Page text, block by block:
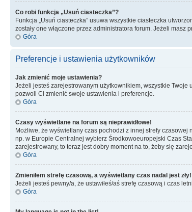
Co robi funkcja „Usuń ciasteczka”?
Funkcja „Usuń ciasteczka” usuwa wszystkie ciasteczka
zostały one włączone przez administratora forum. Jeżeli
Góra
Preferencje i ustawienia użytkowników
Jak zmienić moje ustawienia?
Jeżeli jesteś zarejestrowanym użytkownikiem, wszystkie
pozwoli Ci zmienić swoje ustawienia i preferencje.
Góra
Czasy wyświetlane na forum są nieprawidłowe!
Możliwe, że wyświetlany czas pochodzi z innej strefy
np. w Europie Centralnej wybierz Środkowoeuropejski Czas
zarejestrowany, to teraz jest dobry moment na to, żeby się
Góra
Zmieniłem strefę czasową, a wyświetlany czas nadal jest zły!
Jeżeli jesteś pewny/a, że ustawiłeś/aś strefę czasową i czas
Góra